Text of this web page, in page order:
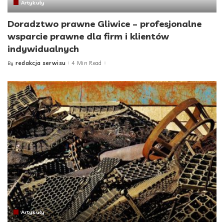
Artykuły
Doradztwo prawne Gliwice – profesjonalne
wsparcie prawne dla firm i klientów
indywidualnych
Posted
By redakcja serwisu 4 Min Read
Artykuły